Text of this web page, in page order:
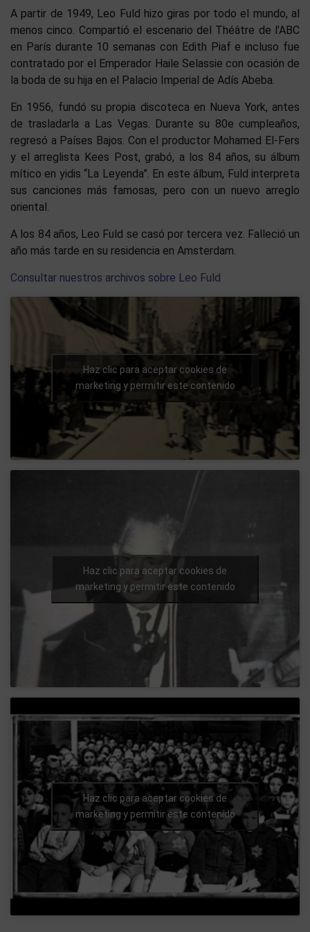
A partir de 1949, Leo Fuld hizo giras por todo el mundo, al
menos cinco. Compartió el escenario del Théâtre de l’ABC
en París durante 10 semanas con Edith Piaf e incluso fue
contratado por el Emperador Haile Selassie con ocasión de
la boda de su hija en el Palacio Imperial de Adís Abeba.
En 1956, fundó su propia discoteca en Nueva York, antes
de trasladarla a Las Vegas. Durante su 80e cumpleaños,
regresó a Países Bajos. Con el productor Mohamed El-Fers
y el arreglista Kees Post, grabó, a los 84 años, su álbum
mítico en yidis “La Leyenda”. En este álbum, Fuld interpreta
sus canciones más famosas, pero con un nuevo arreglo
oriental.
A los 84 años, Leo Fuld se casó por tercera vez. Falleció un
año más tarde en su residencia en Amsterdam.
Consultar nuestros archivos sobre Leo Fuld
Haz clic para aceptar cookies de
marketing y permitir este contenido
Haz clic para aceptar cookies de
marketing y permitir este contenido
Haz clic para aceptar cookies de
marketing y permitir este contenido